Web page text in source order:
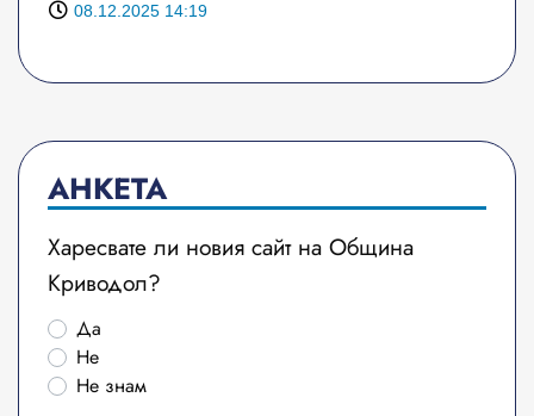
08.12.2025 14:19
АНКЕТА
Харесвате ли новия сайт на Община
Криводол?
Да
Не
Не знам